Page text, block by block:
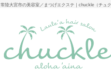
常陸大宮市の美容室／まつげエクステ｜chuckle（チュク